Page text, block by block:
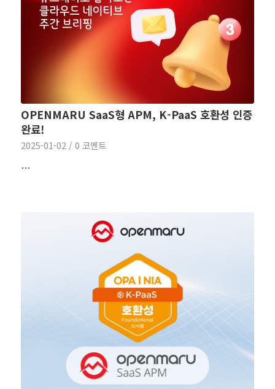
OPENMARU SaaS형 APM, K-PaaS 호환성 인증
완료!
2025-01-02 / 0 코멘트
…